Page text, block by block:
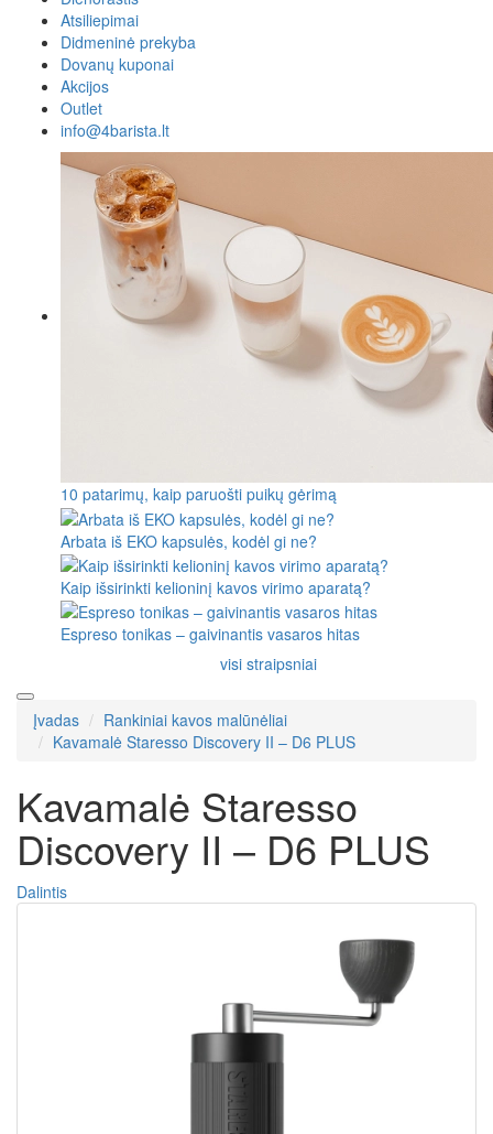
Atsiliepimai
Didmeninė prekyba
Dovanų kuponai
Akcijos
Outlet
info@4barista.lt
10 patarimų, kaip paruošti puikų gėrimą
Arbata iš EKO kapsulės, kodėl gi ne?
Kaip išsirinkti kelioninį kavos virimo aparatą?
Espreso tonikas – gaivinantis vasaros hitas
visi straipsniai
Įvadas
Rankiniai kavos malūnėliai
Kavamalė Staresso Discovery II – D6 PLUS
Kavamalė Staresso
Discovery II – D6 PLUS
Dalintis